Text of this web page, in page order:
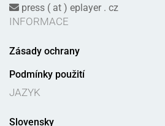
press ( at ) eplayer . cz
INFORMACE
Zásady ochrany
Podmínky použití
JAZYK
Slovensky